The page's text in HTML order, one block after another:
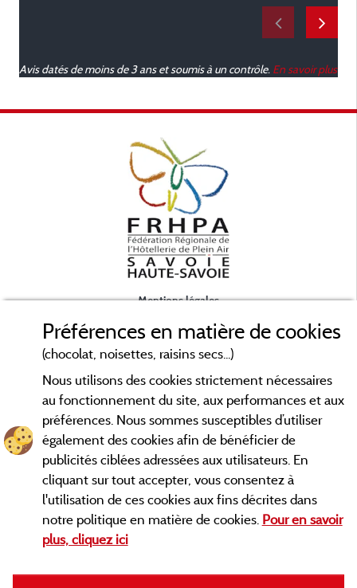
Avis datés de moins de 3 ans et soumis à un contrôle. En savoir plus
Mentions légales
Contact
CGV
Les meilleurs campings en Savoie. Consultez les fiches de nos
adhérents et découvrez nos meilleures offres en Chartreuse,
en Maurienne, Génévois, des lacs d'Aiguebelette, Annecy,
Léman et Le Bourget... informez vous directement ici en ligne
avant de contacter le camping pour réserver votre séjour
Préférences en matière de cookies
(chocolat, noisettes, raisins secs...)
Nous utilisons des cookies strictement nécessaires
au fonctionnement du site, aux performances et aux
préférences. Nous sommes susceptibles d’utiliser
également des cookies afin de bénéficier de
publicités ciblées adressées aux utilisateurs. En
cliquant sur tout accepter, vous consentez à
l'utilisation de ces cookies aux fins décrites dans
notre politique en matière de cookies. Pour en savoir
plus, cliquez ici